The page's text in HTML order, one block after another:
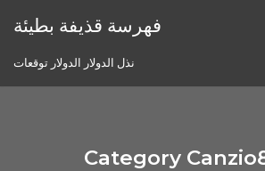
فهرسة قذيفة بطيئة
نذل الدولار الدولار توقعات
Category